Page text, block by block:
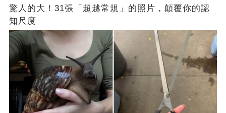
驚人的大！31張「超越常規」的照片，顛覆你的認
知尺度